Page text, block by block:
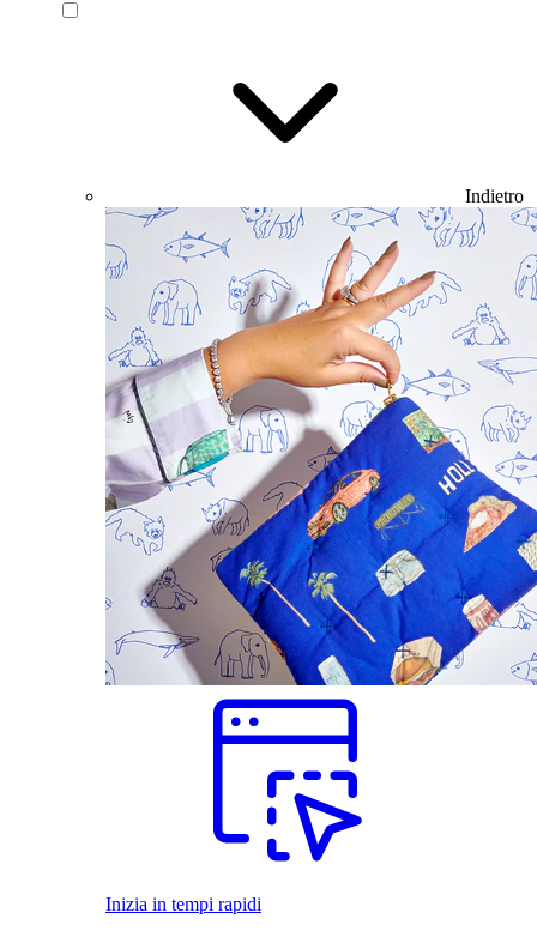
Indietro
Inizia in tempi rapidi